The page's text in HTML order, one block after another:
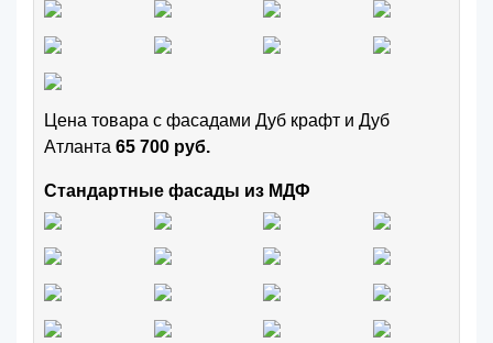
Цена товара с фасадами Дуб крафт и Дуб
Атланта 65 700 руб.
Стандартные фасады из МДФ